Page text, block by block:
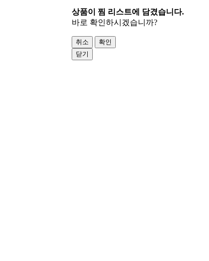
상품이 찜 리스트에 담겼습니다.
바로 확인하시겠습니까?
취소
확인
닫기